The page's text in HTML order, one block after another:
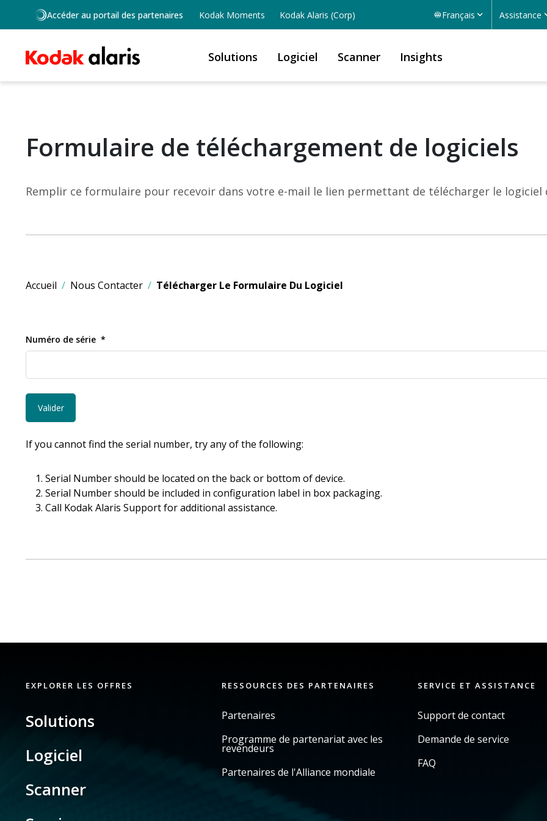
Skip to main content
Accéder au portail des partenaires Kodak Moments Kodak Alaris (Corp) Français Assistance
Solutions Logiciel Scanner Insights
Formulaire de téléchargement de logiciels
Remplir ce formulaire pour recevoir dans votre e-mail le lien permettant de télécharger le logiciel
Accueil Nous Contacter Télécharger Le Formulaire Du Logiciel
Numéro de série
If you cannot find the serial number, try any of the following:
Serial Number should be located on the back or bottom of device.
Serial Number should be included in configuration label in box packaging.
Call Kodak Alaris Support for additional assistance.
EXPLORER LES OFFRES
Solutions
Logiciel
Scanner
RESSOURCES DES PARTENAIRES
Partenaires
Programme de partenariat avec les
revendeurs
Partenaires de l'Alliance mondiale
SERVICE ET ASSISTANCE
Support de contact
Demande de service
FAQ